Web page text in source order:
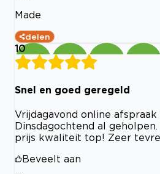
Made
delen
10
Snel en goed geregeld
Vrijdagavond online afspraak
Dinsdagochtend al
prijs kwaliteit top! Zeer
Beveelt aan